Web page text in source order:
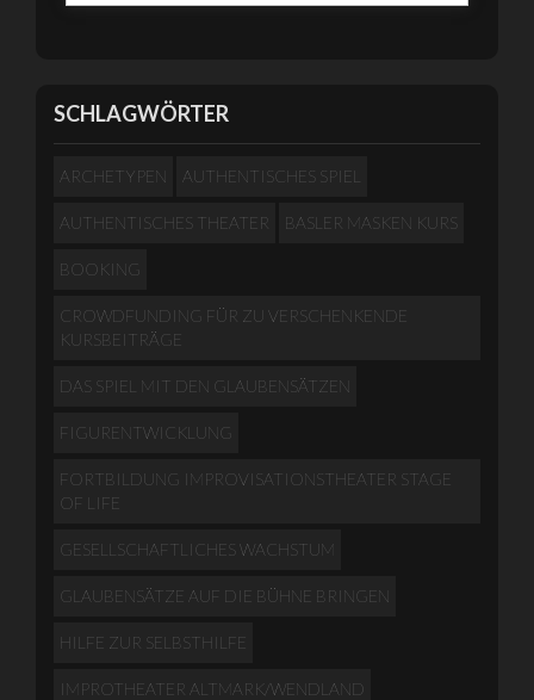
SCHLAGWÖRTER
ARCHETYPEN AUTHENTISCHES SPIEL
AUTHENTISCHES THEATER BASLER MASKEN KURS
BOOKING
CROWDFUNDING FÜR ZU VERSCHENKENDE
KURSBEITRÄGE
DAS SPIEL MIT DEN GLAUBENSÄTZEN
FIGURENTWICKLUNG
FORTBILDUNG IMPROVISATIONSTHEATER STAGE
OF LIFE
GESELLSCHAFTLICHES WACHSTUM
GLAUBENSÄTZE AUF DIE BÜHNE BRINGEN
HILFE ZUR SELBSTHILFE
IMPROTHEATER ALTMARK/WENDLAND